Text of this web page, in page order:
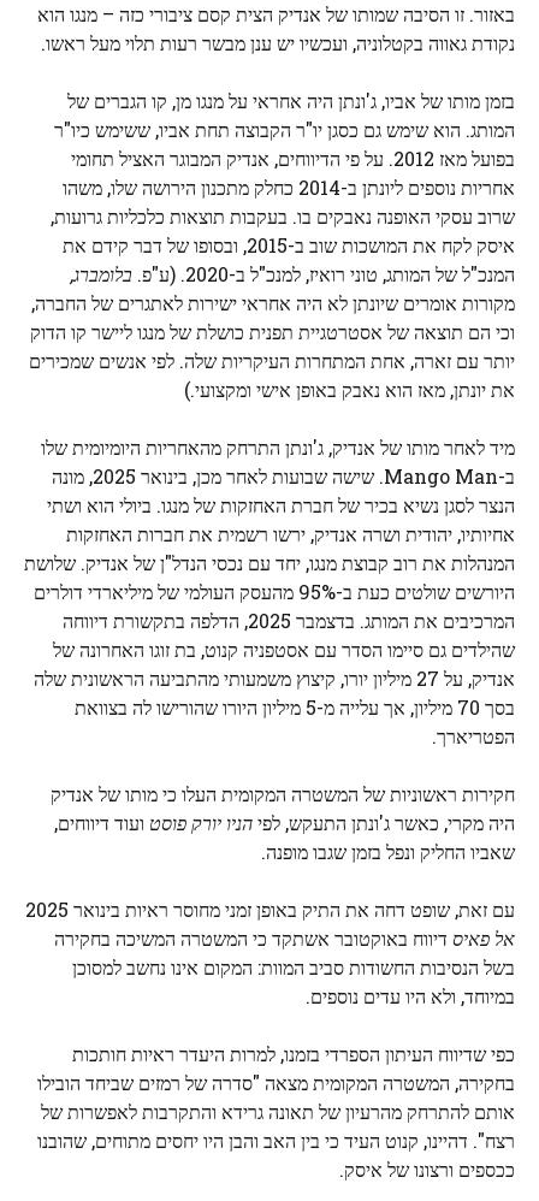
באזור. זו הסיבה שמותו של אנדיק הצית קסם ציבורי כזה – מנגו הוא
נקודת גאווה בקטלוניה, ועכשיו יש ענן מבשר רעות תלוי מעל ראשו.
בזמן מותו של אביו, ג'ונתן היה אחראי על מנגו מן, קו הגברים של
המותג. הוא שימש גם כסגן יו"ר הקבוצה תחת אביו, ששימש כיו"ר
בפועל מאז 2012. על פי הדיווחים, אנדיק המבוגר האציל תחומי
אחריות נוספים ליונתן ב-2014 כחלק מתכנון הירושה שלו, משהו
שרוב עסקי האופנה נאבקים בו. בעקבות תוצאות כלכליות גרועות,
איסק לקח את המושכות שוב ב-2015, ובסופו של דבר קידם את
המנכ"ל של המותג, טוני רואיז, למנכ"ל ב-2020. (ע"פ.
בלומברג,
מקורות אומרים שיונתן לא היה אחראי ישירות לאתגרים של החברה,
וכי הם תוצאה של אסטרטגיית תפנית כושלת של מנגו ליישר קו הדוק
יותר עם זארה, אחת המתחרות העיקריות שלה. לפי אנשים שמכירים
את יונתן, מאז הוא נאבק באופן אישי ומקצועי.)
מיד לאחר מותו של אנדיק, ג'ונתן התרחק מהאחריות היומיומית שלו
ב-Mango Man. שישה שבועות לאחר מכן, בינואר 2025, מונה
הנצר לסגן נשיא בכיר של חברת האחזקות של מנגו. ביולי הוא ושתי
אחיותיו, יהודית ושרה אנדיק, ירשו רשמית את חברות האחזקות
המנהלות את רוב קבוצת מנגו, יחד עם נכסי הנדל"ן של אנדיק. שלושת
היורשים שולטים כעת ב-95% מהעסק העולמי של מיליארדי דולרים
המרכיבים את המותג. בדצמבר 2025, הדלפה בתקשורת דיווחה
שהילדים גם סיימו הסדר עם אסטפניה קנוט, בת זוגו האחרונה של
אנדיק, על 27 מיליון יורו, קיצוץ משמעותי מהתביעה הראשונית שלה
בסך 70 מיליון, אך עלייה מ-5 מיליון היורו שהורישו לה בצוואת
הפטריארך.
חקירות ראשוניות של המשטרה המקומית העלו כי מותו של אנדיק
היה מקרי, כאשר ג'ונתן התעקש, לפיהניו יורק פוסט ועוד דיווחים,
שאביו החליק ונפל בזמן שגבו מופנה.
עם זאת, שופט דחה את התיק באופן זמני מחוסר ראיות בינואר 2025
אל פאיס דיווח באוקטובר אשתקד כי המשטרה המשיכה בחקירה
בשל הנסיבות החשודות סביב המוות: המקום אינו נחשב למסוכן
במיוחד, ולא היו עדים נוספים.
כפי שדיווח העיתון הספרדי בזמנו, למרות היעדר ראיות חותכות
בחקירה, המשטרה המקומית מצאה "סדרה של רמזים שביחד הובילו
אותם להתרחק מהרעיון של תאונה גרידא והתקרבות לאפשרות של
רצח". דהיינו, קנוט העיד כי בין האב והבן היו יחסים מתוחים, שהובנו
ככספים ורצונו של איסק.